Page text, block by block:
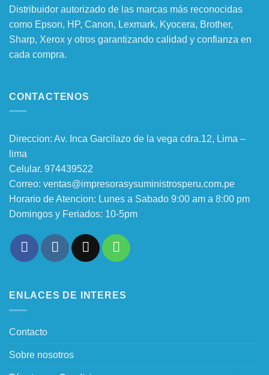
Distribuidor autorizado de las marcas más reconocidas
como Epson, HP, Canon, Lexmark, Kyocera, Brother,
Sharp, Xerox y otros garantizando calidad y confianza en
cada compra.
CONTACTENOS
Direccion: Av. Inca Garcilazo de la vega cdra.12, Lima –
lima
Celular. 974439522
Correo: ventas@impresorasysuministrosperu.com.pe
Horario de Atencion: Lunes a Sabado 9:00 am a 8:00 pm
Domingos y Feriados: 10-5pm
ENLACES DE INTERES
Contacto
Sobre nosotros